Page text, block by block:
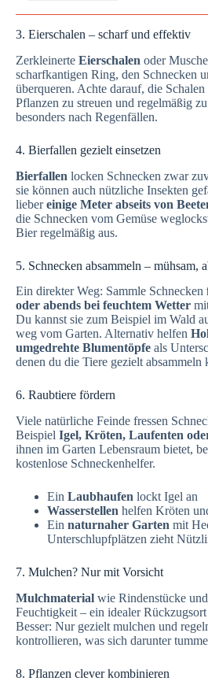
3. Eierschalen – scharf und effektiv
Zerkleinerte Eierschalen oder
scharfkantigen Ring, den Schnecken
überqueren. Achte darauf, die
Pflanzen zu streuen und regelmäßig
besonders nach Regenfällen.
4. Bierfallen gezielt einsetzen
Bierfallen locken Schnecken zwar
sie können auch nützliche Insekten
liebereinige Meter abseits von
die Schnecken vom Gemüse
Bier regelmäßig aus.
5. Schnecken absammeln – mühsam,
Ein direkter Weg: Sammle Schnecken
oder abends bei feuchtem Wetter
Du kannst sie zum Beispiel im Wald
weg vom Garten. Alternativ helfen
umgedrehte Blumentöpfe als
denen du die Tiere gezielt absammeln
6. Raubtiere fördern
Viele natürliche Feinde fressen
Beispiel Igel, Kröten, Laufenten
ihnen im Garten Lebensraum bietet,
kostenlose Schneckenhelfer.
Ein Laubhaufen lockt Igel an
Wasserstellen helfen Kröten
Ein naturnaher Garten mit
Unterschlupfplätzen zieht
7. Mulchen? Nur mit Vorsicht
Mulchmaterial wie Rindenstücke
Feuchtigkeit – ein idealer
Besser: Nur gezielt mulchen und
kontrollieren, was sich darunter
8. Pflanzen clever kombinieren